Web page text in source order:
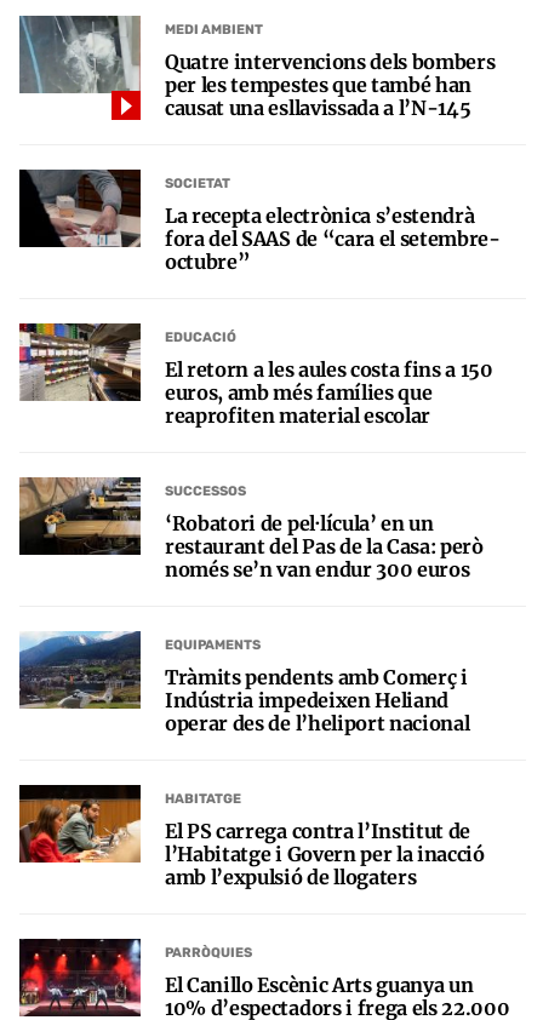
MEDI AMBIENT
Quatre intervencions dels bombers
per les tempestes que també han
causat una esllavissada a l’N-145
SOCIETAT
La recepta electrònica s’estendrà
fora del SAAS de “cara el setembre-
octubre”
EDUCACIÓ
El retorn a les aules costa fins a 150
euros, amb més famílies que
reaprofiten material escolar
SUCCESSOS
‘Robatori de pel·lícula’ en un
restaurant del Pas de la Casa: però
només se’n van endur 300 euros
EQUIPAMENTS
Tràmits pendents amb Comerç i
Indústria impedeixen Heliand
operar des de l’heliport nacional
HABITATGE
El PS carrega contra l’Institut de
l’Habitatge i Govern per la inacció
amb l’expulsió de llogaters
PARRÒQUIES
El Canillo Escènic Arts guanya un
10% d’espectadors i frega els 22.000